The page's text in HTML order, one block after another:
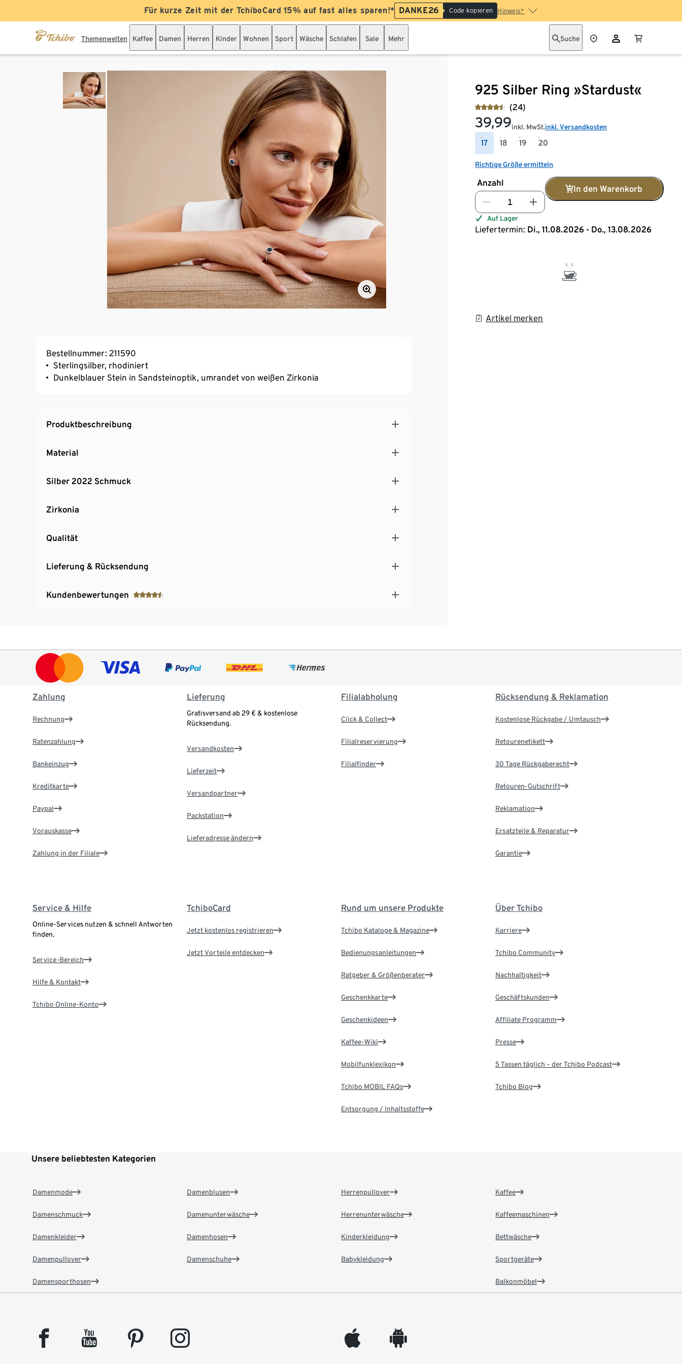
Für kurze Zeit mit der TchiboCard 15% auf fast alles sparen!* DANKE26 Code kopieren Hinweis*
Themenwelten Kaffee Damen Herren Kinder Wohnen Sport Wäsche Schlafen Sale Mehr Suche
925 Silber Ring »Stardust«
(24)
39,99inkl. MwSt.inkl. Versandkosten
17 18 19 20
Richtige Größe ermitteln
Anzahl
In den Warenkorb
Auf Lager
Liefertermin: Di., 11.08.2026 - Do., 13.08.2026
Artikel merken
Bestellnummer: 211590
Sterlingsilber, rhodiniert
Dunkelblauer Stein in Sandsteinoptik, umrandet von weißen Zirkonia
Produktbeschreibung
Material
Silber 2022 Schmuck
Zirkonia
Qualität
Lieferung & Rücksendung
Kundenbewertungen
Zahlung
Rechnung
Ratenzahlung
Bankeinzug
Kreditkarte
Paypal
Vorauskasse
Zahlung in der Filiale
Lieferung
Gratisversand ab 29 € & kostenlose
Rücksendung.
Versandkosten
Lieferzeit
Versandpartner
Packstation
Lieferadresse ändern
Filialabholung
Click & Collect
Filialreservierung
Filialfinder
Rücksendung & Reklamation
Kostenlose Rückgabe / Umtausch
Retourenetikett
30 Tage Rückgaberecht
Retouren-Gutschrift
Reklamation
Ersatzteile & Reparatur
Garantie
Service & Hilfe
Online-Services nutzen & schnell Antworten
finden.
Service-Bereich
Hilfe & Kontakt
Tchibo Online-Konto
TchiboCard
Jetzt kostenlos registrieren
Jetzt Vorteile entdecken
Rund um unsere Produkte
Tchibo Kataloge & Magazine
Bedienungsanleitungen
Ratgeber & Größenberater
Geschenkkarte
Geschenkideen
Kaffee-Wiki
Mobilfunklexikon
Tchibo MOBIL FAQs
Entsorgung / Inhaltsstoffe
Über Tchibo
Karriere
Tchibo Community
Nachhaltigkeit
Geschäftskunden
Affiliate Programm
Presse
5 Tassen täglich – der Tchibo Podcast
Tchibo Blog
Unsere beliebtesten Kategorien
Damenmode
Damenschmuck
Damenkleider
Damenpullover
Damensporthosen
Damenblusen
Damenunterwäsche
Damenhosen
Damenschuhe
Herrenpullover
Herrenunterwäsche
Kinderkleidung
Babykleidung
Kaffee
Kaffeemaschinen
Bettwäsche
Sportgeräte
Balkonmöbel
facebook youtube pinterest instagram appleinc android